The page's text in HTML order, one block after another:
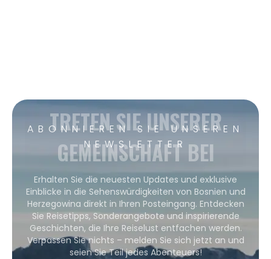
ABONNIEREN SIE UNSEREN
NEWSLETTER
TRETEN SIE UNSERER
GEMEINSCHAFT BEI
Erhalten Sie die neuesten Updates und exklusive
Einblicke in die Sehenswürdigkeiten von Bosnien und
Herzegowina direkt in Ihren Posteingang. Entdecken
Sie Reisetipps, Sonderangebote und inspirierende
Geschichten, die Ihre Reiselust entfachen werden.
Verpassen Sie nichts – melden Sie sich jetzt an und
seien Sie Teil jedes Abenteuers!